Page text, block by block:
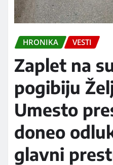
HRONIKA VESTI
Zaplet na
pogibiju
Umesto
doneo
glavni